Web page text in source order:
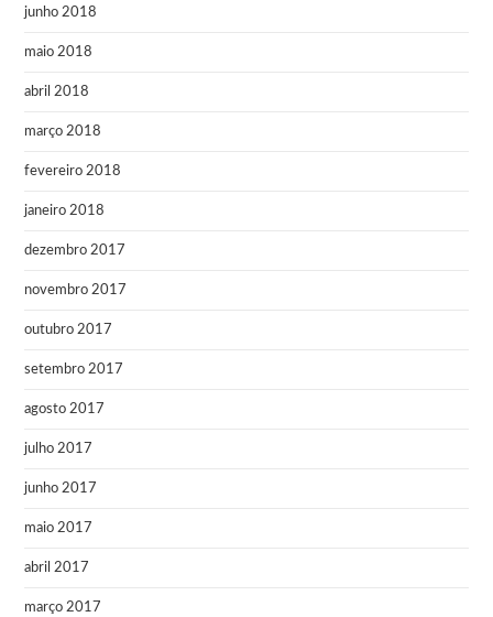
junho 2018
maio 2018
abril 2018
março 2018
fevereiro 2018
janeiro 2018
dezembro 2017
novembro 2017
outubro 2017
setembro 2017
agosto 2017
julho 2017
junho 2017
maio 2017
abril 2017
março 2017